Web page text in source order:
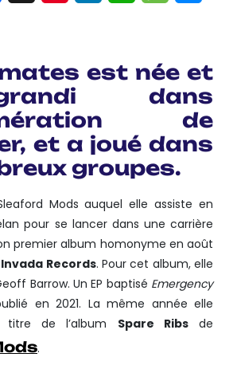
est née et
dans
de
et a joué dans
groupes.
Mods auquel elle assiste en
pour se lancer dans une carrière
premier album homonyme en août
Records. Pour cet album, elle
Barrow. Un EP baptisé Emergency
en 2021. La même année elle
de l’album Spare Ribsde
.